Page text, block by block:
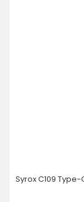
Syrox C109 Type-